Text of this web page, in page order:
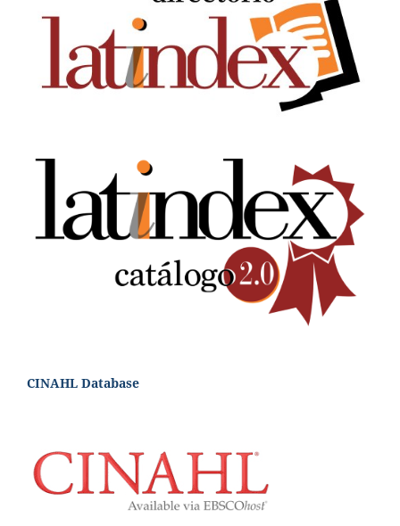
CINAHL Database